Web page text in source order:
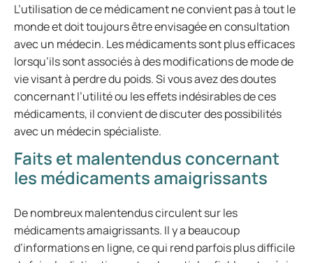
L’utilisation de ce médicament ne convient pas à tout le
monde et doit toujours être envisagée en consultation
avec un médecin. Les médicaments sont plus efficaces
lorsqu’ils sont associés à des modifications de mode de
vie visant à perdre du poids. Si vous avez des doutes
concernant l’utilité ou les effets indésirables de ces
médicaments, il convient de discuter des possibilités
avec un médecin spécialiste.
Faits et malentendus concernant
les médicaments amaigrissants
De nombreux malentendus circulent sur les
médicaments amaigrissants. Il y a beaucoup
d’informations en ligne, ce qui rend parfois plus difficile